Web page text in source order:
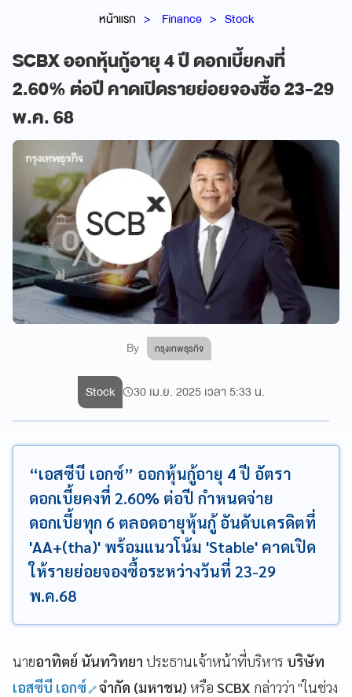
หน้าแรก Finance Stock
SCBX ออกหุ้นกู้อายุ 4 ปี ดอกเบี้ยคงที่
2.60% ต่อปี คาดเปิดรายย่อยจองซื้อ 23-29
พ.ค. 68
By กรุงเทพธุรกิจ
Stock 30 เม.ย. 2025 เวลา 5:33 น.
“เอสซีบี เอกซ์” ออกหุ้นกู้อายุ 4 ปี อัตรา
ดอกเบี้ยคงที่ 2.60% ต่อปี กำหนดจ่าย
ดอกเบี้ยทุก 6 ตลอดอายุหุ้นกู้ อันดับเครดิตที่
'AA+(tha)' พร้อมแนวโน้ม 'Stable' คาดเปิด
ให้รายย่อยจองซื้อระหว่างวันที่ 23-29
พ.ค.68
นายอาทิตย์ นันทวิทยา ประธานเจ้าหน้าที่บริหาร บริษัท
เอสซีบี เอกซ์ จำกัด (มหาชน) หรือ SCBX กล่าวว่า "ในช่วง